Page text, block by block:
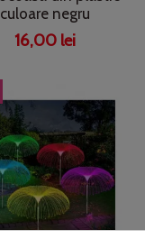
culoare negru
16,00 lei